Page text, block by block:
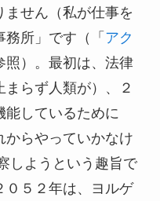
ません（私が仕事を
所」です（「 アク
照）。最初は、法律
らず人類が）、２
能しているために
からやっていかなけ
しようという趣旨で
０５２年は、ヨルゲ